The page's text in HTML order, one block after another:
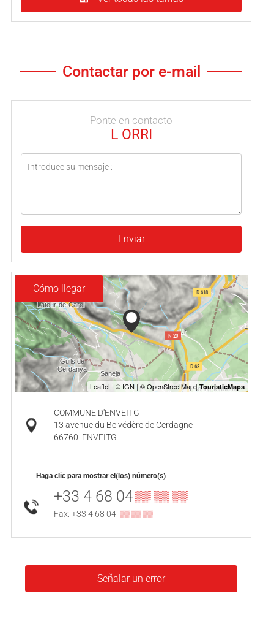
Contactar por e-mail
Ponte en contacto
L ORRI
Enviar
Cómo llegar
COMMUNE D'ENVEITG
13 avenue du Belvédère de Cerdagne
66760 ENVEITG
Haga clic para mostrar el(los) número(s)
+33 4 68 04▒▒ ▒▒ ▒▒
Fax: +33 4 68 04 ▒▒ ▒▒ ▒▒
Señalar un error